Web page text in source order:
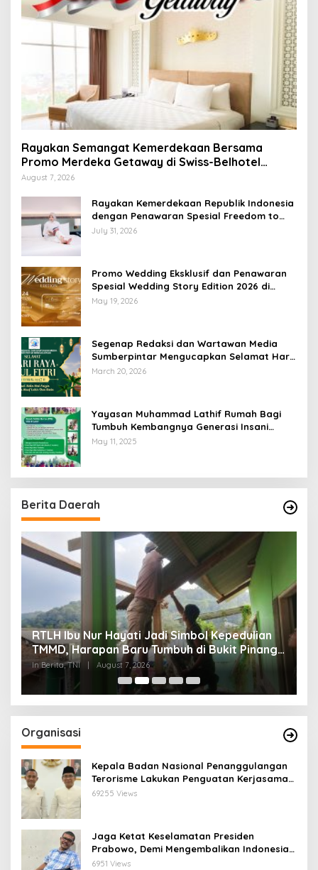
Rayakan Semangat Kemerdekaan Bersama
Promo Merdeka Getaway di Swiss-Belhotel
Lampung
August 7, 2026
Rayakan Kemerdekaan Republik Indonesia
dengan Penawaran Spesial Freedom to
Relax di Holiday Inn Lampung Bukit Randu
July 31, 2026
Promo Wedding Eksklusif dan Penawaran
Spesial Wedding Story Edition 2026 di
Swiss-Belhotel Lampung
May 19, 2026
Segenap Redaksi dan Wartawan Media
Sumberpintar Mengucapkan Selamat Hari
Raya Idul Fitri 1447 Hijriyah / 2026 M
March 20, 2026
Yayasan Muhammad Lathif Rumah Bagi
Tumbuh Kembangnya Generasi Insani
Cerdas dan Berkarakter
May 11, 2025
Berita Daerah
RTLH Ibu Nur Hayati Jadi Simbol Kepedulian
TMMD, Harapan Baru Tumbuh di Bukit Pinang
Jaya
In Berita, TNI August 7, 2026
Organisasi
Kepala Badan Nasional Penanggulangan
Terorisme Lakukan Penguatan Kerjasama
Ketua Pengurus Besar Nahdlatul Ulama
69255 Views
Jaga Ketat Keselamatan Presiden
Prabowo, Demi Mengembalikan Indonesia
Menjadi Macan Asia
6951 Views